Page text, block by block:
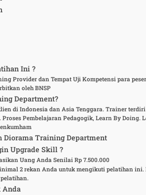
Ini ?
Provider dan Tempat Uji Kompetensi para
oleh BNSP
Department?
di Indonesia dan Asia Tenggara. Trainer
Pembelajaran Pedagogik, Learn By Doing.
Diorama Training Department
Upgrade Skill ?
Uang Anda Senilai Rp 7.500.000
2 rekan Anda untuk mengikuti pelatihan ini.
Anda